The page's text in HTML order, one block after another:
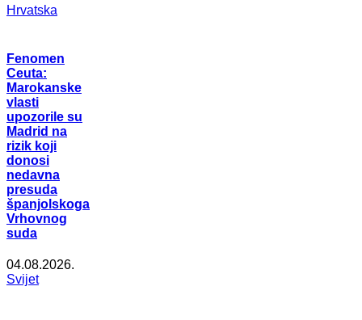
Hrvatska
Fenomen
Ceuta:
Marokanske
vlasti
upozorile su
Madrid na
rizik koji
donosi
nedavna
presuda
španjolskoga
Vrhovnog
suda
04.08.2026.
Svijet